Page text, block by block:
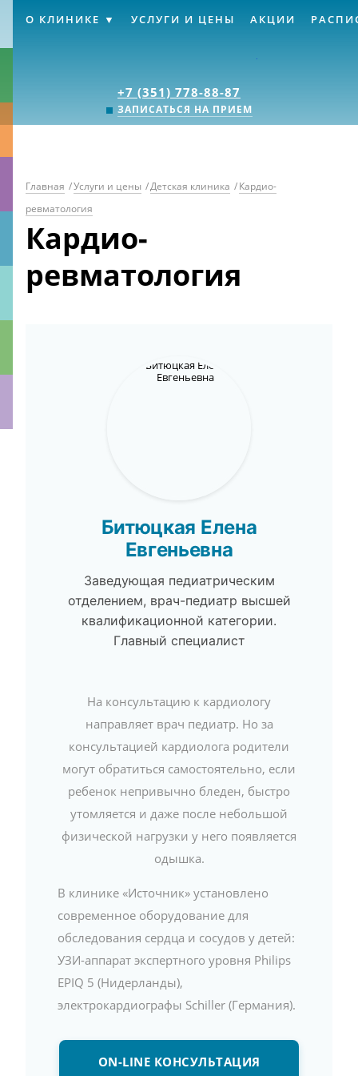
+7 (351) 778-88-87
ЗАПИСАТЬСЯ НА ПРИЕМ
О КЛИНИКЕ УСЛУГИ И ЦЕНЫ АКЦИИ
Главная /Услуги и цены /Детская клиника /Кардио-
ревматология
Кардио-
ревматология
Битюцкая Елена
Евгеньевна
Заведующая педиатрическим
отделением, врач-педиатр высшей
квалификационной категории.
Главный специалист
На консультацию к кардиологу
направляет врач педиатр. Но за
консультацией кардиолога родители
могут обратиться самостоятельно, если
ребенок непривычно бледен, быстро
утомляется и даже после небольшой
физической нагрузки у него появляется
одышка.
В клинике «Источник» установлено
современное оборудование для
обследования сердца и сосудов у детей:
УЗИ-аппарат экспертного уровня Philips
EPIQ 5 (Нидерланды),
электрокардиографы Schiller (Германия).
ON-LINE КОНСУЛЬТАЦИЯ